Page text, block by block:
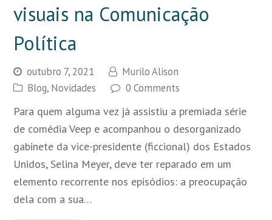
visuais na Comunicação
Política
outubro 7, 2021
Murilo Alison
Blog, Novidades 0 Comments
Para quem alguma vez já assistiu a premiada série
de comédia Veep e acompanhou o desorganizado
gabinete da vice-presidente (ficcional) dos Estados
Unidos, Selina Meyer, deve ter reparado em um
elemento recorrente nos episódios: a preocupação
dela com a sua…